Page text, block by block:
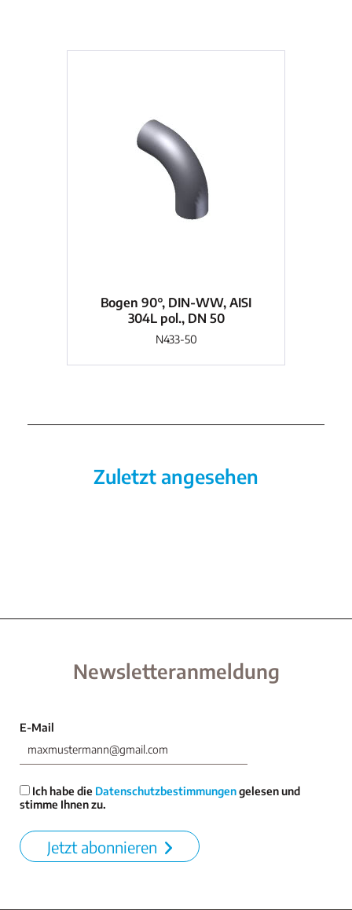
Bogen 90°, DIN-WW, AISI
304L pol., DN 50
N433-50
Zuletzt angesehen
Newsletteranmeldung
E-Mail
Ich habe die Datenschutzbestimmungengelesen und
stimme Ihnen zu.
Jetzt abonnieren